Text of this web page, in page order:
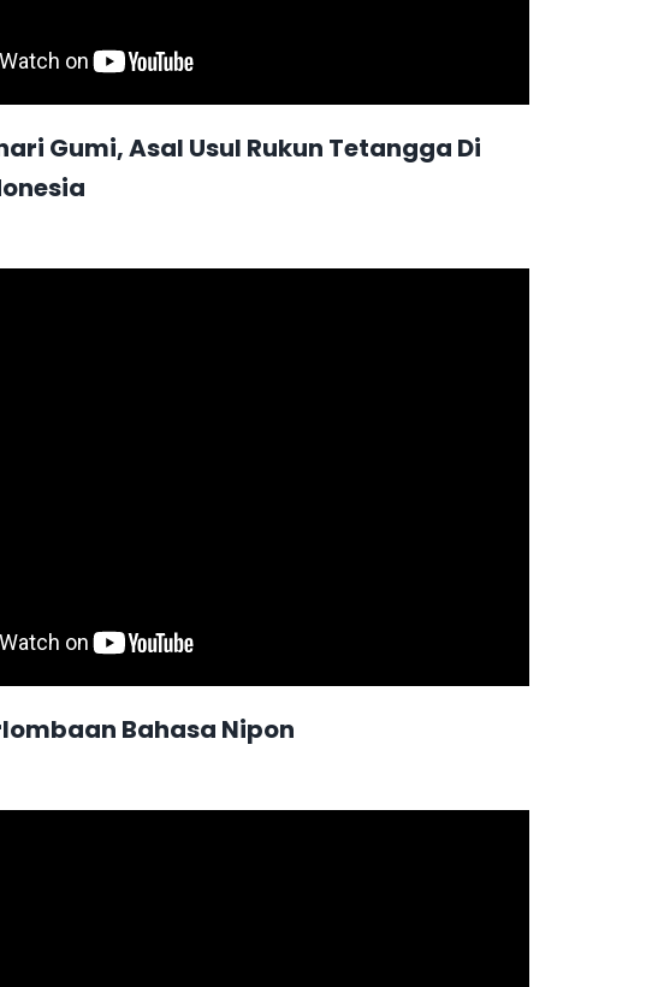
Gumi, Asal Usul Rukun Tetangga Di
Bahasa Nipon